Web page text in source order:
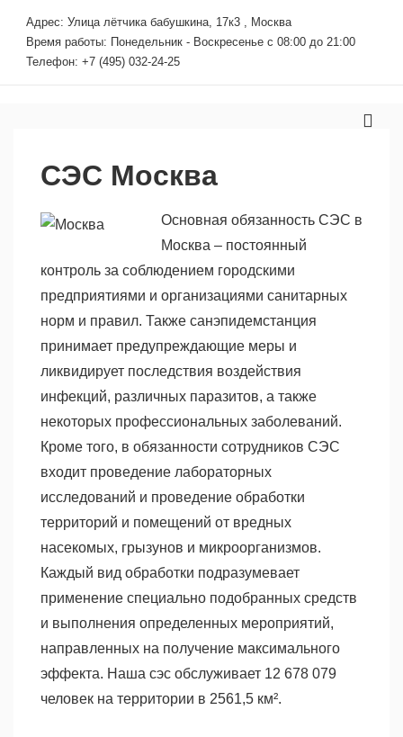
Перейти
Адрес: Улица лётчика бабушкина, 17к3 , Москва
Время работы: Понедельник - Воскресенье с 08:00 до 21:00
Телефон: +7 (495) 032-24-25
СЭС Москва
Основная обязанность СЭС в
Москва – постоянный
контроль за соблюдением городскими
предприятиями и организациями санитарных
норм и правил. Также санэпидемстанция
принимает предупреждающие меры и
ликвидирует последствия воздействия
инфекций, различных паразитов, а также
некоторых профессиональных заболеваний.
Кроме того, в обязанности сотрудников СЭС
входит проведение лабораторных
исследований и проведение обработки
территорий и помещений от вредных
насекомых, грызунов и микроорганизмов.
Каждый вид обработки подразумевает
применение специально подобранных средств
и выполнения определенных мероприятий,
направленных на получение максимального
эффекта. Наша сэс обслуживает 12 678 079
человек на территории в 2561,5 км².